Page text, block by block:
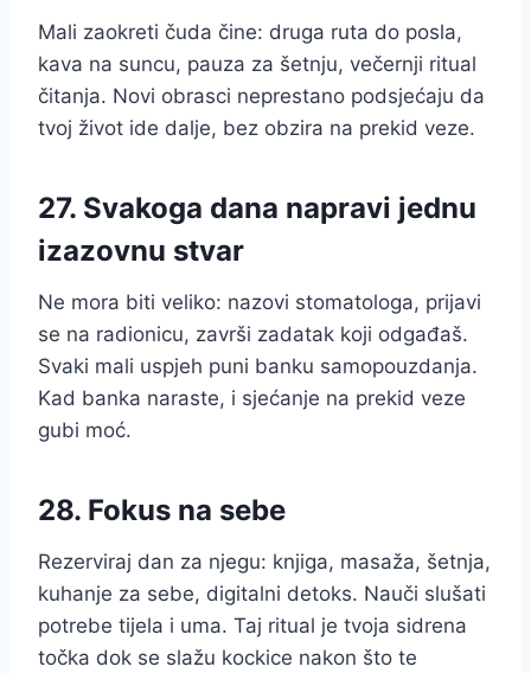
Mali zaokreti čuda čine: druga ruta do posla,
kava na suncu, pauza za šetnju, večernji ritual
čitanja. Novi obrasci neprestano podsjećaju da
tvoj život ide dalje, bez obzira na prekid veze.
27. Svakoga dana napravi jednu
izazovnu stvar
Ne mora biti veliko: nazovi stomatologa, prijavi
se na radionicu, završi zadatak koji odgađaš.
Svaki mali uspjeh puni banku samopouzdanja.
Kad banka naraste, i sjećanje na prekid veze
gubi moć.
28. Fokus na sebe
Rezerviraj dan za njegu: knjiga, masaža, šetnja,
kuhanje za sebe, digitalni detoks. Nauči slušati
potrebe tijela i uma. Taj ritual je tvoja sidrena
točka dok se slažu kockice nakon što te